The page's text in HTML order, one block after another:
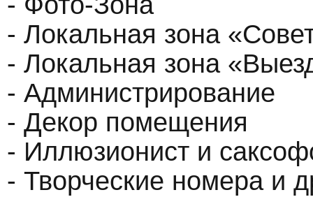
- Локальная зона
- Локальная зона
- Администрирование
- Декор помещения
- Иллюзионист и
- Творческие номера и